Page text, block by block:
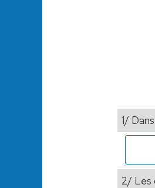
1/
2/ Les